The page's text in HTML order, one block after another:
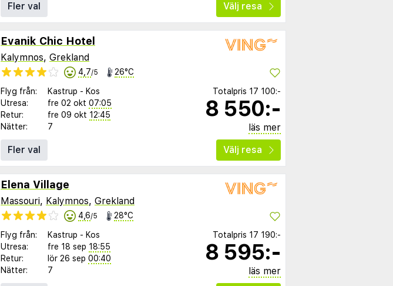
Fler val
Välj resa
Evanik Chic Hotel
Kalymnos, Grekland
4,7/5 26°C
Flyg från: Kastrup - Kos
Utresa:
fre 02 okt 07:05
Retur:
fre 09 okt 12:45
Nätter:
7
Totalpris 17 100:-
8 550:-
läs mer
Fler val
Välj resa
Elena Village
Massouri, Kalymnos, Grekland
4,6/5 28°C
Flyg från: Kastrup - Kos
Utresa:
fre 18 sep 18:55
Retur:
lör 26 sep 00:40
Nätter:
7
Totalpris 17 190:-
8 595:-
läs mer